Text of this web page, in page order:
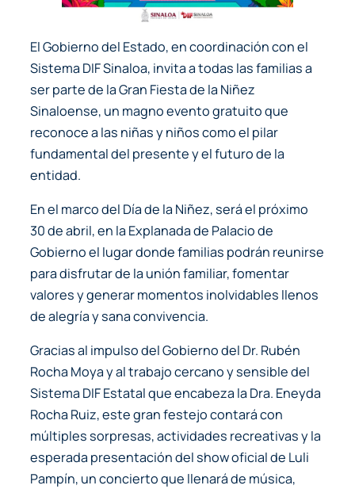
El Gobierno del Estado, en coordinación con el
Sistema DIF Sinaloa, invita a todas las familias a
ser parte de la Gran Fiesta de la Niñez
Sinaloense, un magno evento gratuito que
reconoce a las niñas y niños como el pilar
fundamental del presente y el futuro de la
entidad.
En el marco del Día de la Niñez, será el próximo
30 de abril, en la Explanada de Palacio de
Gobierno el lugar donde familias podrán reunirse
para disfrutar de la unión familiar, fomentar
valores y generar momentos inolvidables llenos
de alegría y sana convivencia.
Gracias al impulso del Gobierno del Dr. Rubén
Rocha Moya y al trabajo cercano y sensible del
Sistema DIF Estatal que encabeza la Dra. Eneyda
Rocha Ruiz, este gran festejo contará con
múltiples sorpresas, actividades recreativas y la
esperada presentación del show oficial de Luli
Pampín, un concierto que llenará de música,